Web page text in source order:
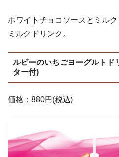
ホワイトチョコソースとミル
ミルクドリンク。
ルビーのいちごヨーグルトド
ター付)
価格：880円(税込)